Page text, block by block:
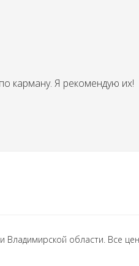
карману. Я рекомендую их!
Владимирской области. Все